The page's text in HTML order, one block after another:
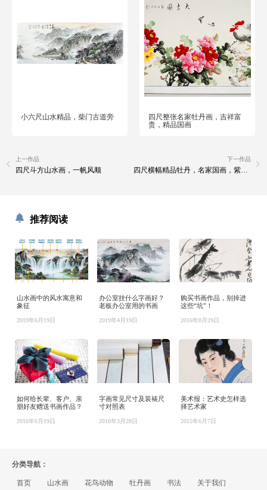
小六尺山水精品，柴门古道旁
四尺整张名家牡丹画，吉祥富
贵，精品国画
上一作品
四尺斗方山水画，一帆风顺
下一作品
四尺横幅精品牡丹，名家国画，紫气东来
推荐阅读
山水画中的风水寓意和
象征
2019年6月19日
办公室挂什么字画好？
老板办公室用的书画
2019年4月19日
购买书画作品，别掉进
这些“坑”！
2016年8月29日
如何给长辈、客户、亲
朋好友赠送书画作品？
2016年6月19日
字画常见尺寸及装裱尺
寸对照表
2016年3月28日
美术报：艺术史怎样选
择艺术家
2015年6月7日
分类导航：
首页 山水画 花鸟动物 牡丹画 书法 关于我们